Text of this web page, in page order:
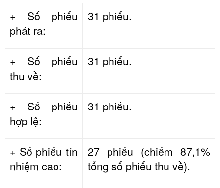
+ Số phiếu
phát ra:
31 phiếu.
+ Số phiếu
thu về:
31 phiếu.
+ Số phiếu
hợp lệ:
31 phiếu.
+ Số phiếu tín
nhiệm cao:
27 phiếu (chiếm 87,1%
tổng số phiếu thu về).